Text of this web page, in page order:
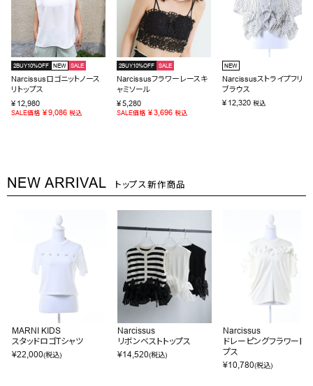
2BUY10%OFF NEW SALE
Narcissusロゴニットノース
リトップス
¥ 12,980
SALE価格 ¥9,086 税込
2BUY10%OFF SALE
Narcissusフラワーレースキ
ャミソール
¥5,280
SALE価格 ¥3,696 税込
NEW
Narcissusストライプフリル
ブラウス
¥ 12,320 税込
NEW ARRIVAL トップス新作商品
MARNI KIDS
スタッドロゴTシャツ
¥22,000(税込)
Narcissus
リボンベストトップス
¥14,520(税込)
Narcissus
ドレーピングフラワートッ
プス
¥10,780(税込)